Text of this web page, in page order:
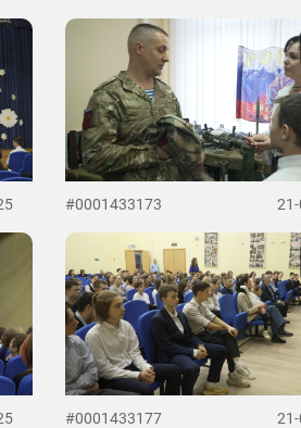
#0001433173
#0001433177